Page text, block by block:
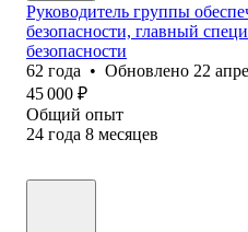
Руководитель группы
безопасности, главный
безопасности
62 года • Обновлено 22
45 000 ₽
Общий опыт
24 года 8 месяцев